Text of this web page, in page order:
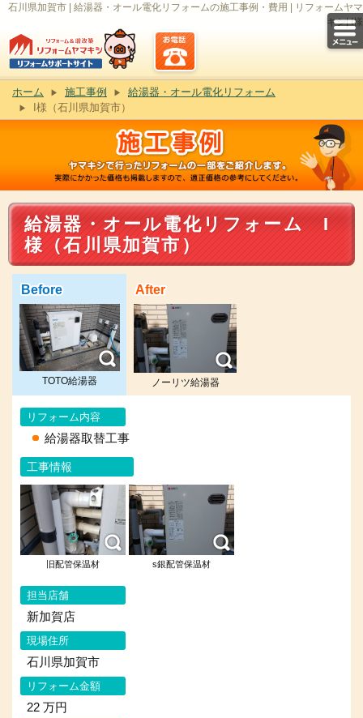
石川県加賀市 | 給湯器・オール電化リフォームの施工事例・費用 | リフォームヤマ
キシ| I様
ホーム 施工事例
給湯器・オール電化リフォーム
I様（石川県加賀市）
給湯器・オール電化リフォーム I
様（石川県加賀市）
Before
TOTO給湯器
After
ノーリツ給湯器
リフォーム内容
給湯器取替工事
工事情報
旧配管保温材 s銀配管保温材
担当店舗
新加賀店
現場住所
石川県加賀市
リフォーム金額
22 万円